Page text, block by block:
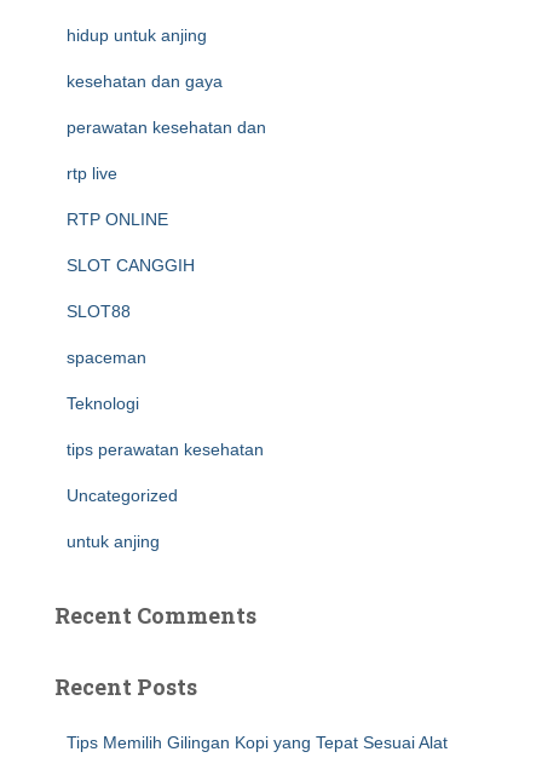
hidup untuk anjing
kesehatan dan gaya
perawatan kesehatan dan
rtp live
RTP ONLINE
SLOT CANGGIH
SLOT88
spaceman
Teknologi
tips perawatan kesehatan
Uncategorized
untuk anjing
Recent Comments
Recent Posts
Tips Memilih Gilingan Kopi yang Tepat Sesuai Alat